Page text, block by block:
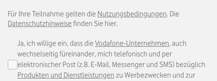
Für Ihre Teilnahme gelten die Nutzungsbedingungen. Die
Datenschutzhinweisefinden Sie hier.
Ja, ich willige ein, dass dieVodafone-Unternehmen, auch
wechselseitig füreinander, mich telefonisch und per
elektronischer Post (z.B. E-Mail, Messenger und SMS) bezüglich
Produkten und Dienstleistungen zu Werbezwecken und zur